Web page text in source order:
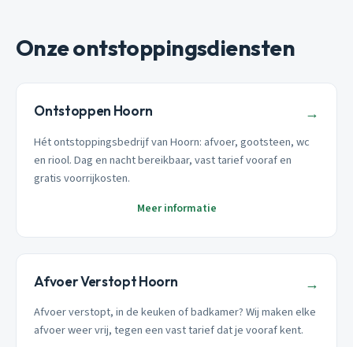
Onze ontstoppingsdiensten
Ontstoppen Hoorn →
Hét ontstoppingsbedrijf van Hoorn: afvoer, gootsteen, wc
en riool. Dag en nacht bereikbaar, vast tarief vooraf en
gratis voorrijkosten.
Meer informatie
Afvoer Verstopt Hoorn →
Afvoer verstopt, in de keuken of badkamer? Wij maken elke
afvoer weer vrij, tegen een vast tarief dat je vooraf kent.